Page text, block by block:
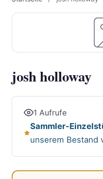
josh holloway
1 Aufrufe
Sammler-
unserem Bestand